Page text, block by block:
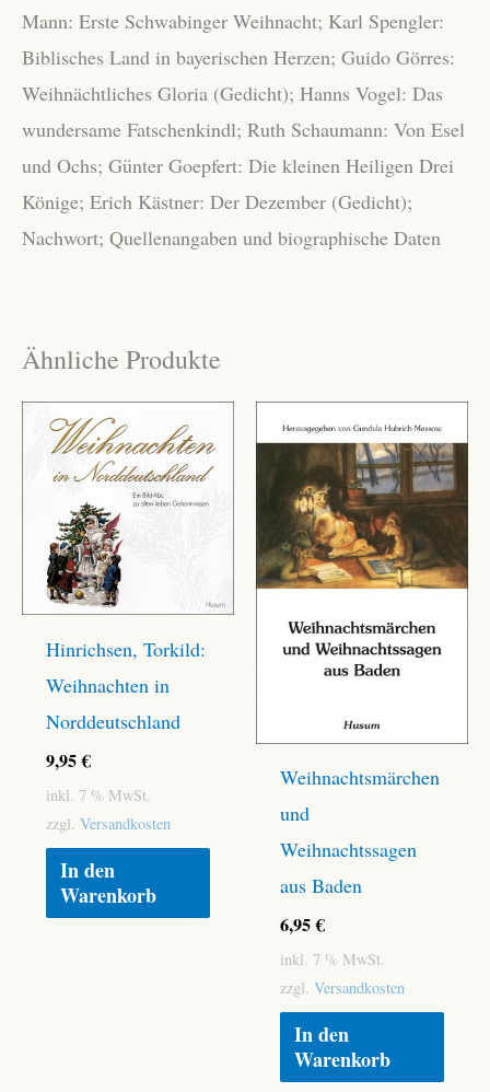
Mann: Erste Schwabinger Weihnacht; Karl Spengler:
Biblisches Land in bayerischen Herzen; Guido Görres:
Weihnächtliches Gloria (Gedicht); Hanns Vogel: Das
wundersame Fatschenkindl; Ruth Schaumann: Von Esel
und Ochs; Günter Goepfert: Die kleinen Heiligen Drei
Könige; Erich Kästner: Der Dezember (Gedicht);
Nachwort; Quellenangaben und biographische Daten
Ähnliche Produkte
Hinrichsen, Torkild:
Weihnachten in
Norddeutschland
9,95€
inkl. 7 % MwSt.
zzgl. Versandkosten
In den
Warenkorb
Weihnachtsmärchen
und
Weihnachtssagen
aus Baden
6,95€
inkl. 7 % MwSt.
zzgl. Versandkosten
In den
Warenkorb